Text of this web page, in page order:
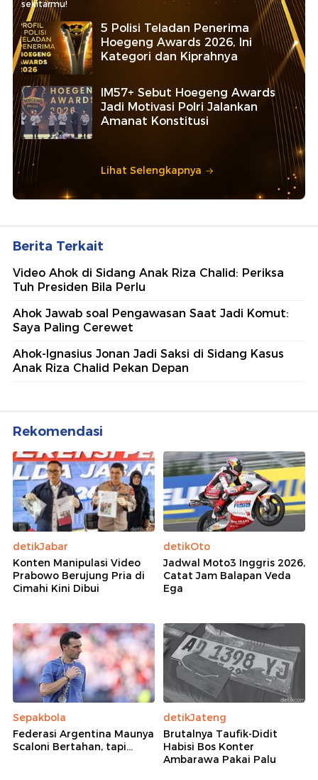
sekitarmu!
5 Polisi Teladan Penerima
Hoegeng Awards 2026, Ini
Kategori dan Kiprahnya
IM57+ Sebut Hoegeng Awards
Jadi Motivasi Polri Jalankan
Amanat Konstitusi
Lihat Selengkapnya
Berita Terkait
Video Ahok di Sidang Anak Riza Chalid: Periksa
Tuh Presiden Bila Perlu
Ahok Jawab soal Pengawasan Saat Jadi Komut:
Saya Paling Cerewet
Ahok-Ignasius Jonan Jadi Saksi di Sidang Kasus
Anak Riza Chalid Pekan Depan
Rekomendasi
detikJabar
Konten Manipulasi Video
Prabowo Berujung Pria di
Cimahi Kini Dibui
detikOto
Jadwal Moto3 Inggris 2026,
Catat Jam Balapan Veda
Ega
Sepakbola
Federasi Argentina Maunya
Scaloni Bertahan, tapi...
detikJateng
Brutalnya Taufik-Didit
Habisi Bos Konter
Ambarawa Pakai Palu